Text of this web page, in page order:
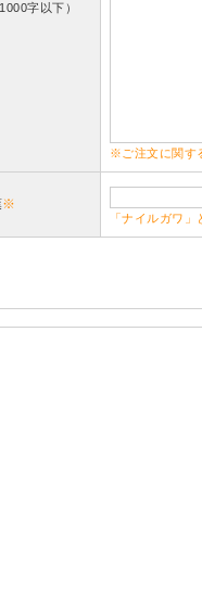
字以下）
※ご注文に関す
※
「ナイルガワ